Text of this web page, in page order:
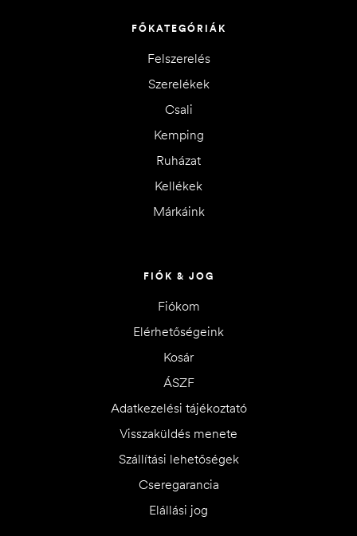
FŐKATEGÓRIÁK
Felszerelés
Szerelékek
Csali
Kemping
Ruházat
Kellékek
Márkáink
FIÓK & JOG
Fiókom
Elérhetőségeink
Kosár
ÁSZF
Adatkezelési tájékoztató
Visszaküldés menete
Szállítási lehetőségek
Cseregarancia
Elállási jog